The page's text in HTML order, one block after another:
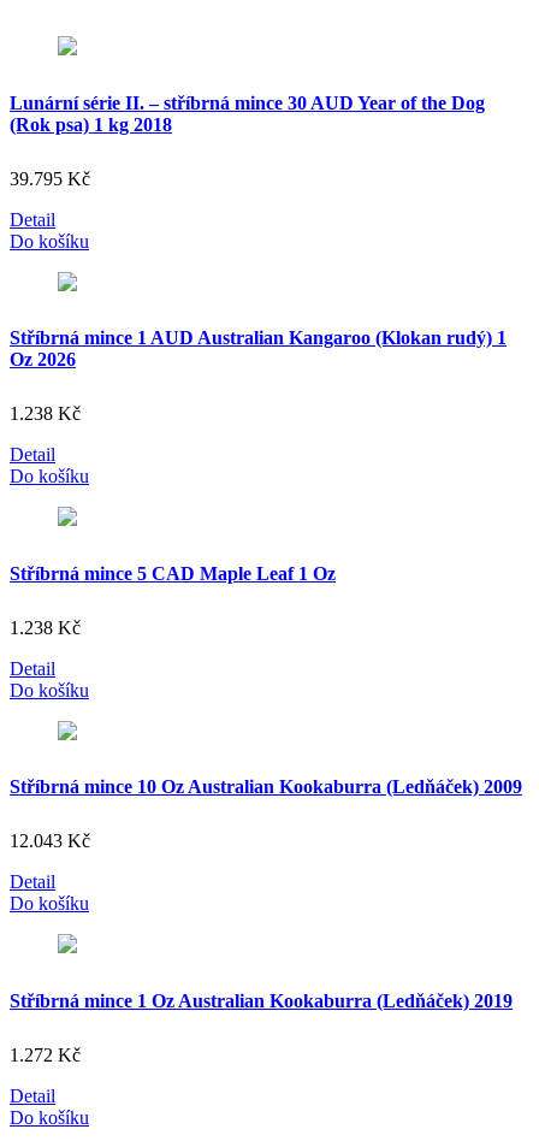
Lunární série II. – stříbrná mince 30 AUD Year of the Dog
(Rok psa) 1 kg 2018
39.795 Kč
Detail
Do košíku
Stříbrná mince 1 AUD Australian Kangaroo (Klokan rudý) 1
Oz 2026
1.238 Kč
Detail
Do košíku
Stříbrná mince 5 CAD Maple Leaf 1 Oz
1.238 Kč
Detail
Do košíku
Stříbrná mince 10 Oz Australian Kookaburra (Ledňáček) 2009
12.043 Kč
Detail
Do košíku
Stříbrná mince 1 Oz Australian Kookaburra (Ledňáček) 2019
1.272 Kč
Detail
Do košíku